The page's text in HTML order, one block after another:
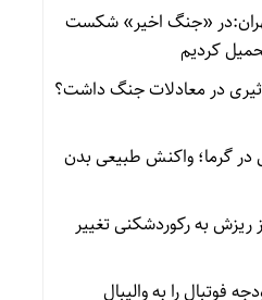
«جنگ اخیر» شکست
کردیم
نصر ۲ چه تاثیری در معادلات جنگ داشت؟
گرما؛ واکنش طبیعی بدن
ریزش به رکوردشکنی تغییر
فوتبال را به والیبال